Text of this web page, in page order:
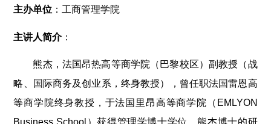
主办单位 ：工商管理学院
主讲人简介：
熊杰，法国昂热高等商学院（巴黎校区）副教授（战
略、国际商务及创业系，终身教授），曾任职法国雷恩高
等商学院终身教授，于法国里昂高等商学院（EMLYON